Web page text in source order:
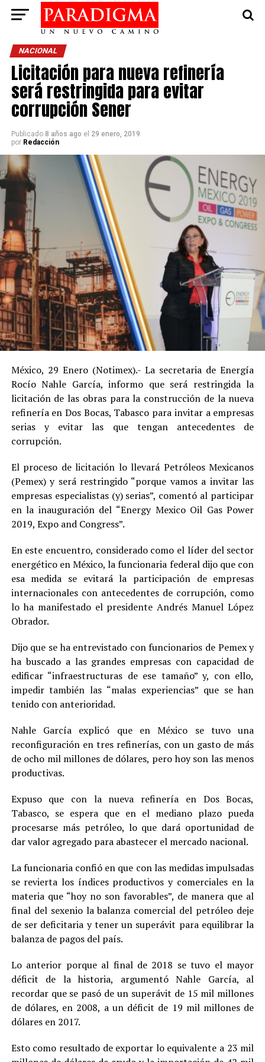
NACIONAL
Licitación para nueva refinería
será restringida para evitar
corrupción Sener
Publicado 8 años ago el 29 enero, 2019
por Redacción
México, 29 Enero (Notimex).- La secretaria de Energía
Rocío Nahle García, informo que será restringida la
licitación de las obras para la construcción de la nueva
refinería en Dos Bocas, Tabasco para invitar a empresas
serias y evitar las que tengan antecedentes de
corrupción.
El proceso de licitación lo llevará Petróleos Mexicanos
(Pemex) y será restringido “porque vamos a invitar las
empresas especialistas (y) serias”, comentó al participar
en la inauguración del “Energy Mexico Oil Gas Power
2019, Expo and Congress”.
En este encuentro, considerado como el líder del sector
energético en México, la funcionaria federal dijo que con
esa medida se evitará la participación de empresas
internacionales con antecedentes de corrupción, como
lo ha manifestado el presidente Andrés Manuel López
Obrador.
Dijo que se ha entrevistado con funcionarios de Pemex y
ha buscado a las grandes empresas con capacidad de
edificar “infraestructuras de ese tamaño” y, con ello,
impedir también las “malas experiencias” que se han
tenido con anterioridad.
Nahle García explicó que en México se tuvo una
reconfiguración en tres refinerías, con un gasto de más
de ocho mil millones de dólares, pero hoy son las menos
productivas.
Expuso que con la nueva refinería en Dos Bocas,
Tabasco, se espera que en el mediano plazo pueda
procesarse más petróleo, lo que dará oportunidad de
dar valor agregado para abastecer el mercado nacional.
La funcionaria confió en que con las medidas impulsadas
se revierta los índices productivos y comerciales en la
materia que “hoy no son favorables”, de manera que al
final del sexenio la balanza comercial del petróleo deje
de ser deficitaria y tener un superávit para equilibrar la
balanza de pagos del país.
Lo anterior porque al final de 2018 se tuvo el mayor
déficit de la historia, argumentó Nahle García, al
recordar que se pasó de un superávit de 15 mil millones
de dólares, en 2008, a un déficit de 19 mil millones de
dólares en 2017.
Esto como resultado de exportar lo equivalente a 23 mil